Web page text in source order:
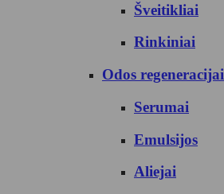
Šveitikliai
Rinkiniai
Odos regeneracijai
Serumai
Emulsijos
Aliejai